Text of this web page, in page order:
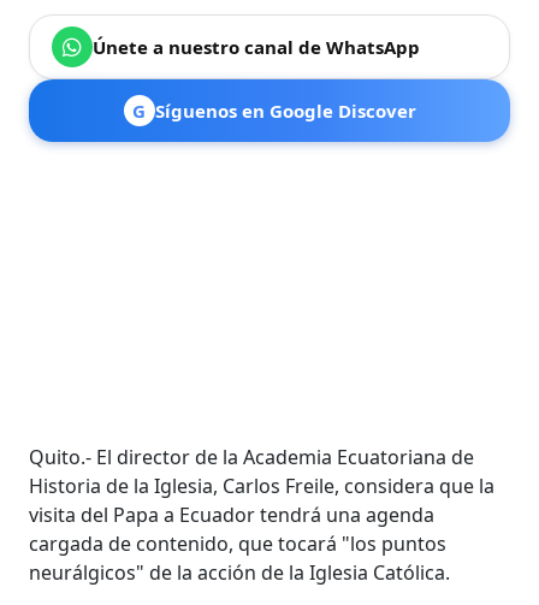
Únete a nuestro canal de WhatsApp
G Síguenos en Google Discover
Quito.- El director de la Academia Ecuatoriana de
Historia de la Iglesia, Carlos Freile, considera que la
visita del Papa a Ecuador tendrá una agenda
cargada de contenido, que tocará "los puntos
neurálgicos" de la acción de la Iglesia Católica.